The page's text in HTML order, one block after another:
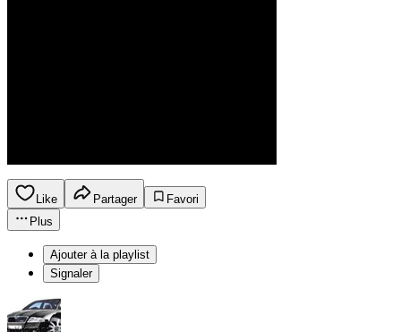
Like Partager
Favori
Plus
Ajouter à la playlist
Signaler